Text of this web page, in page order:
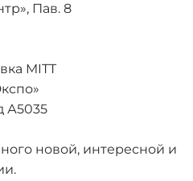
Пав. 8
MITT
А5035
новой, интересной и